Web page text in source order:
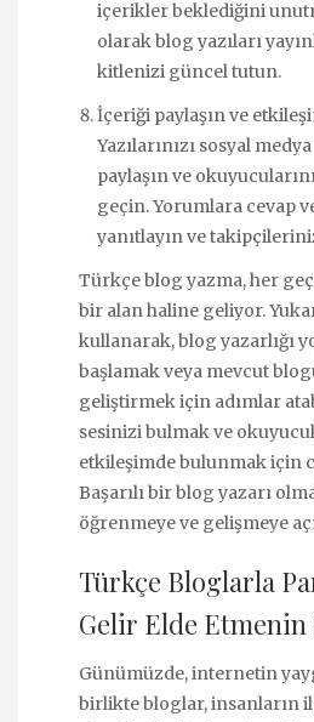
içerikler beklediğini
olarak blog yazıları
kitlenizi güncel tutun.
İçeriği paylaşın ve
Yazılarınızı sosyal
paylaşın ve
geçin. Yorumlara cevap
yanıtlayın ve
Türkçe blog yazma, her
bir alan haline geliyor.
kullanarak, blog yazarlığı
başlamak veya mevcut
geliştirmek için adımlar
sesinizi bulmak ve
etkileşimde bulunmak için
Başarılı bir blog yazarı
öğrenmeye ve gelişmeye
Türkçe Bloglarla
Gelir Elde Etmenin
Günümüzde, internetin
birlikte bloglar, insanların